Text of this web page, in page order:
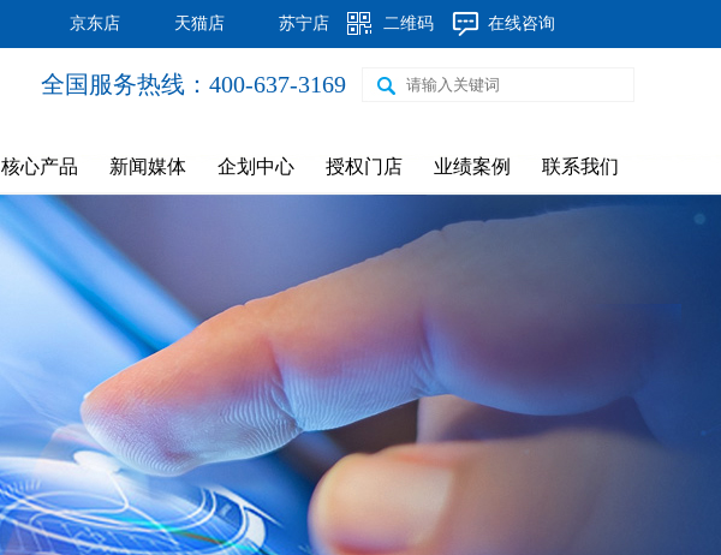
京东店 天猫店 苏宁店 二维码 在线咨询
全国服务热线：400-637-3169
核心产品 新闻媒体 企划中心 授权门店 业绩案例 联系我们
新飞元宝换热器8柱